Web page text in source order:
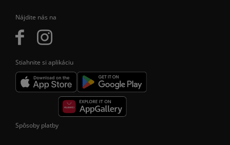
Nájdite nás na
Stiahnite si aplikáciu
Spôsoby platby